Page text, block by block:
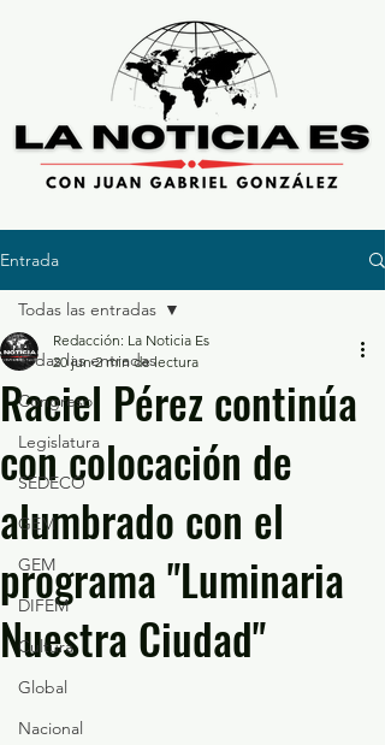
Entrada
Todas las entradas
Congreso
Legislatura
SEDECO
GEM
GEM
DIFEM
Cultura
Global
Nacional
Todas las entradas
Raciel Pérez continúa
con colocación de
alumbrado con el
programa "Luminaria
Nuestra Ciudad"
Redacción: La Noticia Es
20 jun 2 min de lectura